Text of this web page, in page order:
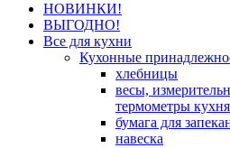
НОВИНКИ!
ВЫГОДНО!
Все для кухни
Кухонные
хлебницы
весы,
термометры кухня
бумага для
навеска